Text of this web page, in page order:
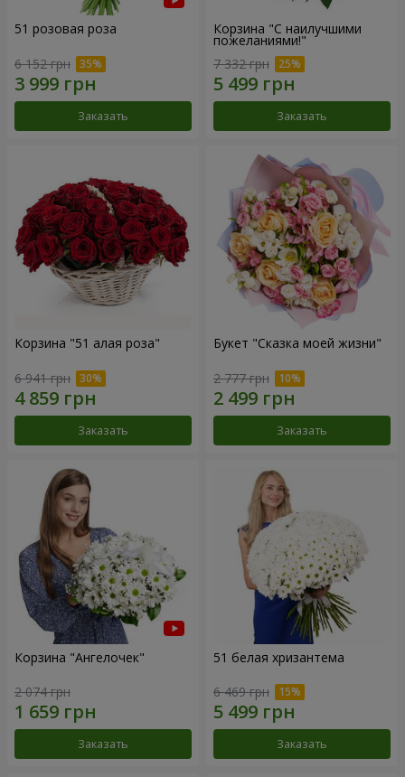
51 розовая роза
6 152 грн
Заказать
Корзина "С наилучшими
пожеланиями!"
7 332 грн
Заказать
Корзина "51 алая роза"
6 941 грн
Заказать
Букет "Сказка моей жизни"
2 777 грн
Заказать
Корзина "Ангелочек"
2 074 грн
Заказать
51 белая хризантема
6 469 грн
Заказать